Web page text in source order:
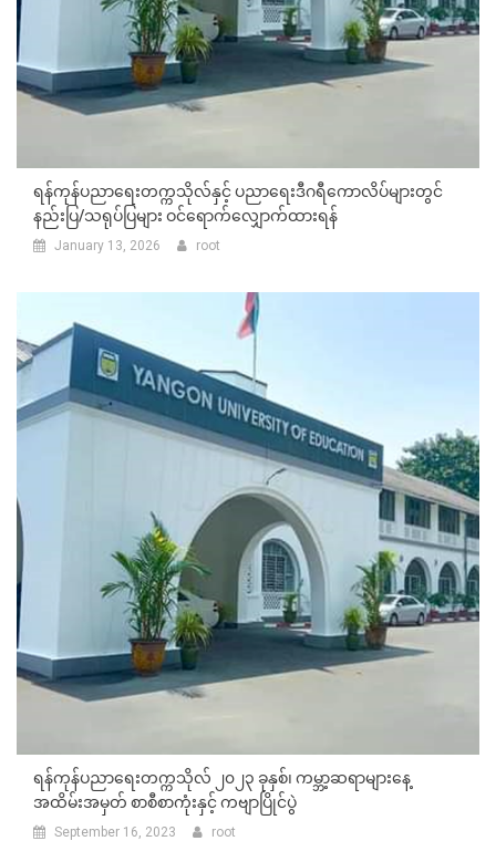
ရန်ကုန်ပညာရေးတက္ကသိုလ်နှင့် ပညာရေးဒီဂရီကောလိပ်များတွင်
နည်းပြ/သရုပ်ပြများ ဝင်ရောက်လျှောက်ထားရန်
ရန်ကုန်ပညာရေးတက္ကသိုလ် ၂၀၂၃ ခုနှစ်၊ ကမ္ဘာ့ဆရာများနေ့
အထိမ်းအမှတ် စာစီစာကုံးနှင့် ကဗျာပြိုင်ပွဲ